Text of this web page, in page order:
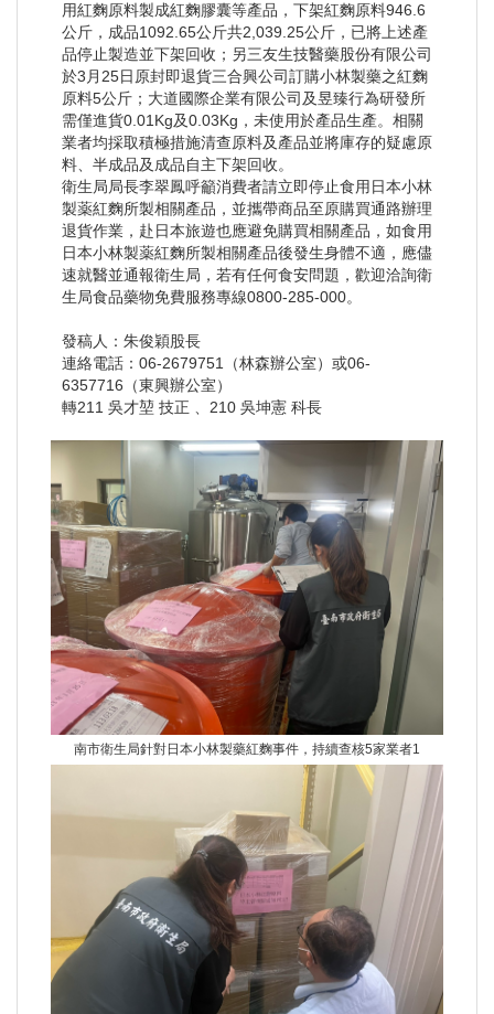
用紅麴原料製成紅麴膠囊等產品，下架紅麴原料946.6
公斤，成品1092.65公斤共2,039.25公斤，已將上述產
品停止製造並下架回收；另三友生技醫藥股份有限公司
於3月25日原封即退貨三合興公司訂購小林製藥之紅麴
原料5公斤；大道國際企業有限公司及昱臻行為研發所
需僅進貨0.01Kg及0.03Kg，未使用於產品生產。相關
業者均採取積極措施清查原料及產品並將庫存的疑慮原
料、半成品及成品自主下架回收。
衛生局局長李翠鳳呼籲消費者請立即停止食用日本小林
製薬紅麴所製相關產品，並攜帶商品至原購買通路辦理
退貨作業，赴日本旅遊也應避免購買相關產品，如食用
日本小林製薬紅麴所製相關產品後發生身體不適，應儘
速就醫並通報衛生局，若有任何食安問題，歡迎洽詢衛
生局食品藥物免費服務專線0800-285-000。
發稿人：朱俊穎股長
連絡電話：06-2679751（林森辦公室）或06-
6357716（東興辦公室）
轉211 吳才堃 技正 、210 吳坤憲 科長
南市衛生局針對日本小林製藥紅麴事件，持續查核5家業者1